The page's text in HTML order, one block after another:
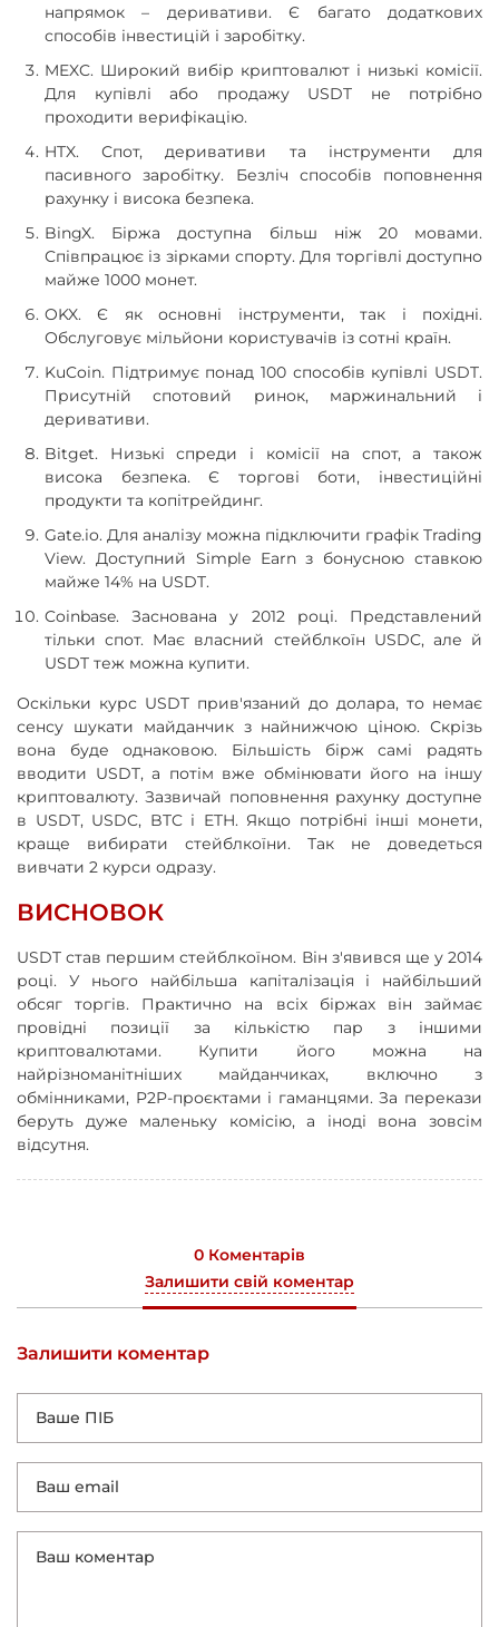
напрямок – деривативи. Є багато додаткових
способів інвестицій і заробітку.
MEXC. Широкий вибір криптовалют і низькі комісії.
Для купівлі або продажу USDT не потрібно
проходити верифікацію.
HTX. Спот, деривативи та інструменти для
пасивного заробітку. Безліч способів поповнення
рахунку і висока безпека.
BingX. Біржа доступна більш ніж 20 мовами.
Співпрацює із зірками спорту. Для торгівлі доступно
майже 1000 монет.
OKX. Є як основні інструменти, так і похідні.
Обслуговує мільйони користувачів із сотні країн.
KuCoin. Підтримує понад 100 способів купівлі USDT.
Присутній спотовий ринок, маржинальний і
деривативи.
Bitget. Низькі спреди і комісії на спот, а також
висока безпека. Є торгові боти, інвестиційні
продукти та копітрейдинг.
Gate.io. Для аналізу можна підключити графік Trading
View. Доступний Simple Earn з бонусною ставкою
майже 14% на USDT.
Coinbase. Заснована у 2012 році. Представлений
тільки спот. Має власний стейблкоїн USDC, але й
USDT теж можна купити.
Оскільки курс USDT прив'язаний до долара, то немає
сенсу шукати майданчик з найнижчою ціною. Скрізь
вона буде однаковою. Більшість бірж самі радять
вводити USDT, а потім вже обмінювати його на іншу
криптовалюту. Зазвичай поповнення рахунку доступне
в USDT, USDC, BTC і ETH. Якщо потрібні інші монети,
краще вибирати стейблкоїни. Так не доведеться
вивчати 2 курси одразу.
ВИСНОВОК
USDT став першим стейблкоїном. Він з'явився ще у 2014
році. У нього найбільша капіталізація і найбільший
обсяг торгів. Практично на всіх біржах він займає
провідні позиції за кількістю пар з іншими
криптовалютами. Купити його можна на
найрізноманітніших майданчиках, включно з
обмінниками, P2P-проєктами і гаманцями. За перекази
беруть дуже маленьку комісію, а іноді вона зовсім
відсутня.
0 Коментарів
Залишити свій коментар
Залишити коментар